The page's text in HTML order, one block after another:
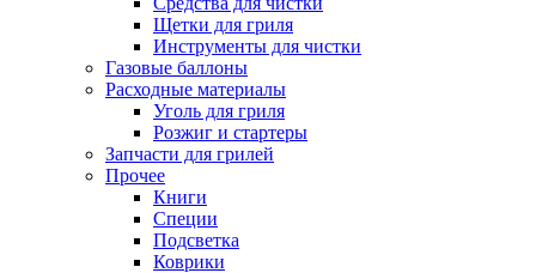
Щетки для гриля
Инструменты для чистки
Газовые баллоны
Расходные материалы
Уголь для гриля
Розжиг и стартеры
Запчасти для грилей
Прочее
Книги
Специи
Подсветка
Коврики